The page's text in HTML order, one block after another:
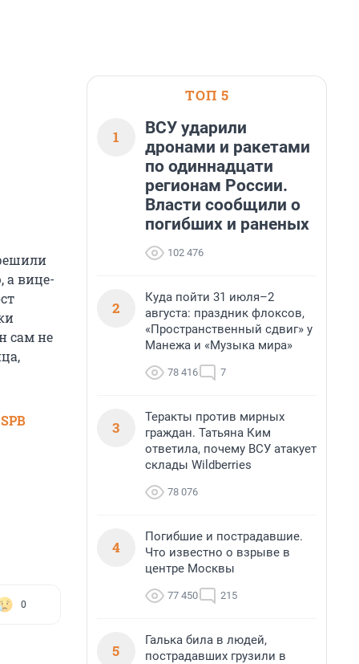
а вице-
сам не
0
ТОП 5
1
ВСУ ударили
дронами и ракетами
по одиннадцати
регионам России.
Власти сообщили о
погибших и раненых
102 476
2
Куда пойти 31 июля–2
августа: праздник флоксов,
«Пространственный сдвиг» у
Манежа и «Музыка мира»
78 416 7
3
Теракты против мирных
граждан. Татьяна Ким
ответила, почему ВСУ атакует
склады Wildberries
78 076
4
Погибшие и пострадавшие.
Что известно о взрыве в
центре Москвы
77 450 215
5
Галька била в людей,
пострадавших грузили в